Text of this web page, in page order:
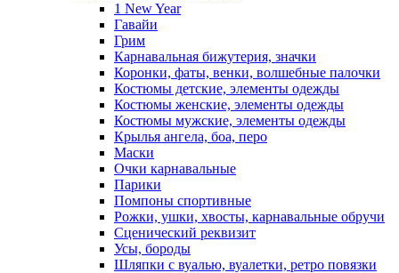
1 New Year
Гавайи
Грим
Карнавальная бижутерия, значки
Коронки, фаты, венки, волшебные палочки
Костюмы детские, элементы одежды
Костюмы женские, элементы одежды
Костюмы мужские, элементы одежды
Крылья ангела, боа, перо
Маски
Очки карнавальные
Парики
Помпоны спортивные
Рожки, ушки, хвосты, карнавальные обручи
Сценический реквизит
Усы, бороды
Шляпки с вуалью, вуалетки, ретро повязки